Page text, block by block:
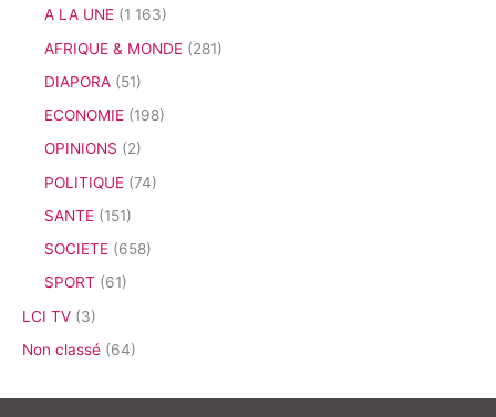
A LA UNE (1 163)
AFRIQUE & MONDE (281)
DIAPORA (51)
ECONOMIE (198)
OPINIONS (2)
POLITIQUE (74)
SANTE (151)
SOCIETE (658)
SPORT (61)
LCI TV (3)
Non classé (64)